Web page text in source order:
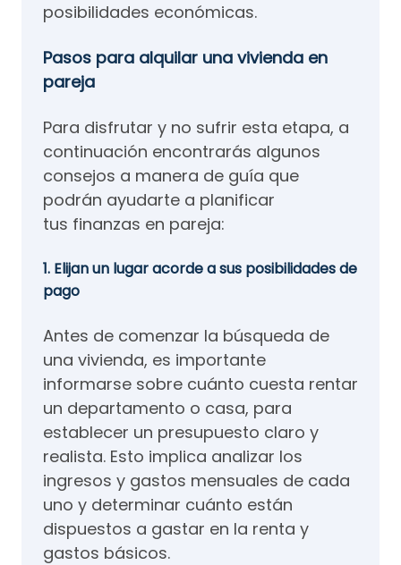
posibilidades económicas.
Pasos para alquilar una vivienda en
pareja
Para disfrutar y no sufrir esta etapa, a
continuación encontrarás algunos
consejos a manera de guía que
podrán ayudarte a planificar
tus finanzas en pareja:
1. Elijan un lugar acorde a sus posibilidades de
pago
Antes de comenzar la búsqueda de
una vivienda, es importante
informarse sobre cuánto cuesta rentar
un departamento o casa, para
establecer un presupuesto claro y
realista. Esto implica analizar los
ingresos y gastos mensuales de cada
uno y determinar cuánto están
dispuestos a gastar en la renta y
gastos básicos.